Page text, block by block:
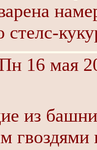
стелс-
16 мая
из
гвоздями